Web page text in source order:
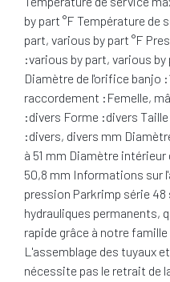
by part °F Température de
part, various by part °F
:various by part, various
Diamètre de l'orifice banjo
raccordement :Femelle,
:divers Forme :divers
:divers, divers mm
à 51 mm Diamètre
50,8 mm Informations sur
pression Parkrimp série
hydrauliques permanents,
rapide grâce à notre
L'assemblage des tuyaux
nécessite pas le retrait de